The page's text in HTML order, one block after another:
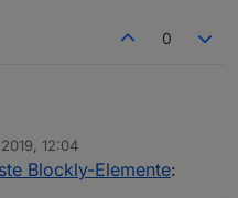
0
was diese Blockly macht,
12:04
Blockly-Elemente: